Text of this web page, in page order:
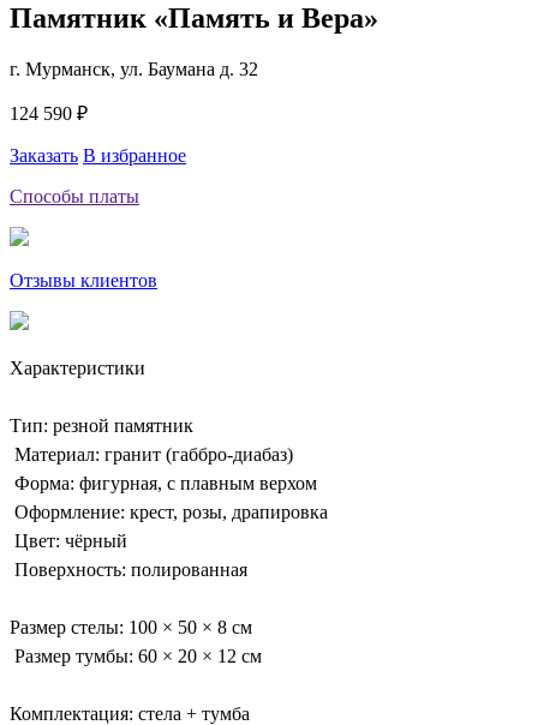
Памятник «Память и Вера»
г. Мурманск, ул. Баумана д. 32
124 590 ₽
Заказать В избранное
Способы платы
Отзывы клиентов
Характеристики
Тип: резной памятник
Материал: гранит (габбро-диабаз)
Форма: фигурная, с плавным верхом
Оформление: крест, розы, драпировка
Цвет: чёрный
Поверхность: полированная
Размер стелы: 100 × 50 × 8 см
Размер тумбы: 60 × 20 × 12 см
Комплектация: стела + тумба